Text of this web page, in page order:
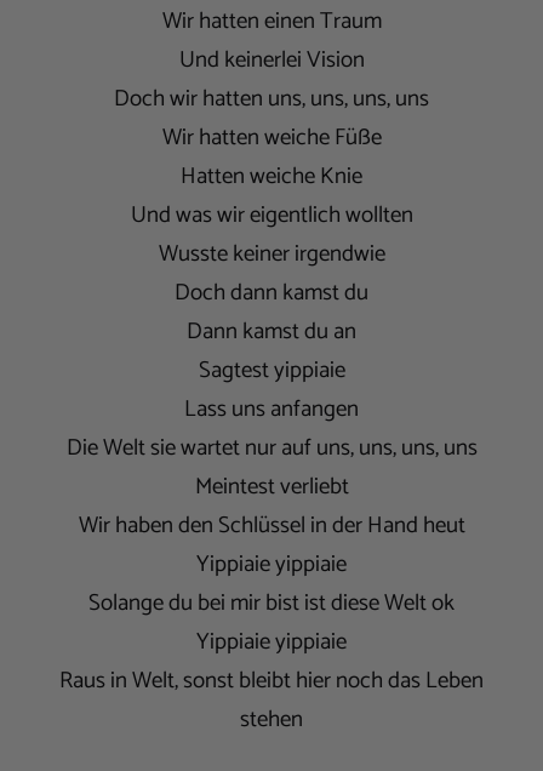
Wir hatten einen Traum
Und keinerlei Vision
Doch wir hatten uns, uns, uns, uns
Wir hatten weiche Füße
Hatten weiche Knie
Und was wir eigentlich wollten
Wusste keiner irgendwie
Doch dann kamst du
Dann kamst du an
Sagtest yippiaie
Lass uns anfangen
Die Welt sie wartet nur auf uns, uns, uns, uns
Meintest verliebt
Wir haben den Schlüssel in der Hand heut
Yippiaie yippiaie
Solange du bei mir bist ist diese Welt ok
Yippiaie yippiaie
Raus in Welt, sonst bleibt hier noch das Leben
stehen